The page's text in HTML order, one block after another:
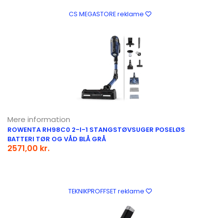
CS MEGASTORE reklame
Mere information
ROWENTA RH98C0 2-I-1 STANGSTØVSUGER POSELØS
BATTERI TØR OG VÅD BLÅ GRÅ
2571,00 kr.
TEKNIKPROFFSET reklame